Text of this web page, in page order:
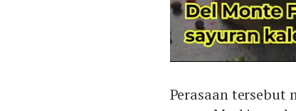
Perasaan tersebut